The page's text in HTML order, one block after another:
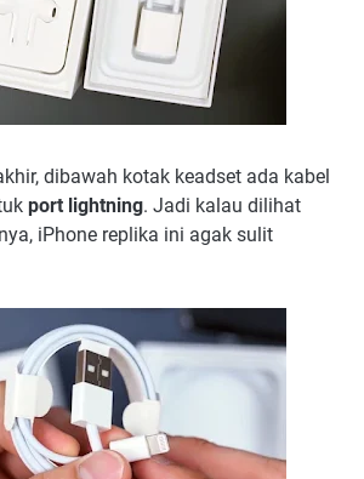
dibawah kotak keadset ada kabel
port lightning. Jadi kalau dilihat
iPhone replika ini agak sulit